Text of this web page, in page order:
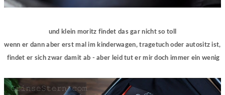
und klein moritz findet das gar nicht so toll
wenn er dann aber erst mal im kinderwagen, tragetuch oder autositz ist,
findet er sich zwar damit ab - aber leid tut er mir doch immer ein wenig